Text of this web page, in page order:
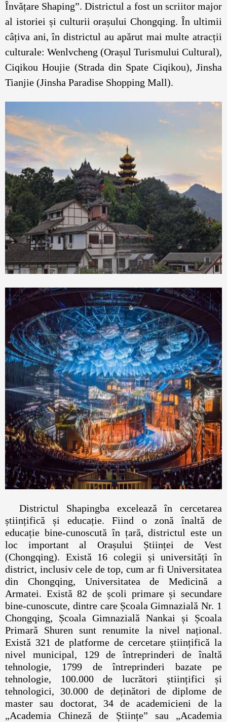
Învățare Shaping”. Districtul a fost un scriitor major
al istoriei și culturii orașului Chongqing. În ultimii
câțiva ani, în districtul au apărut mai multe atracții
culturale: Wenlvcheng (Orașul Turismului Cultural),
Ciqikou Houjie (Strada din Spate Ciqikou), Jinsha
Tianjie (Jinsha Paradise Shopping Mall).
Districtul Shapingba excelează în cercetarea
științifică și educație. Fiind o zonă înaltă de
educație bine-cunoscută în țară, districtul este un
loc important al Orașului Științei de Vest
(Chongqing). Există 16 colegii și universități în
district, inclusiv cele de top, cum ar fi Universitatea
din Chongqing, Universitatea de Medicină a
Armatei. Există 82 de școli primare și secundare
bine-cunoscute, dintre care Școala Gimnazială Nr. 1
Chongqing, Școala Gimnazială Nankai și Școala
Primară Shuren sunt renumite la nivel național.
Există 321 de platforme de cercetare științifică la
nivel municipal, 129 de întreprinderi de înaltă
tehnologie, 1799 de întreprinderi bazate pe
tehnologie, 100.000 de lucrători științifici și
tehnologici, 30.000 de deținători de diplome de
master sau doctorat, 34 de academicieni de la
„Academia Chineză de Științe” sau „Academia